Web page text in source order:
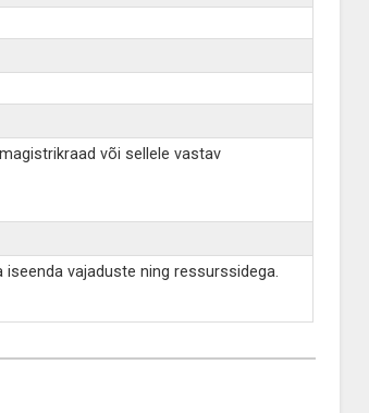
või sellele vastav
vajaduste ning ressurssidega.